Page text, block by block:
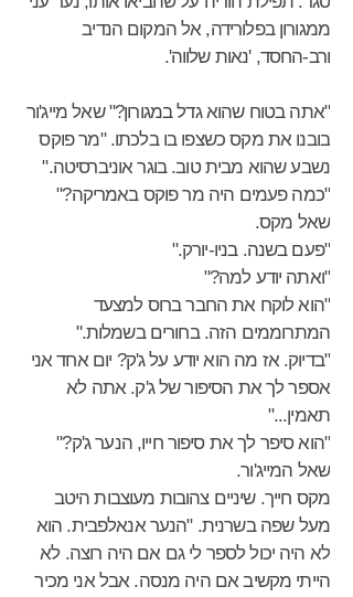
ממגורון בפלורידה, אל המקום הנדיב
ורב-החסד, 'נאות שלווה'.
"אתה בטוח שהוא גדל במגורון?" שאל מייג'ור
בובנו את מקס כשצפו בו בלכתו. "מר פוקס
נשבע שהוא מבית טוב. בוגר אוניברסיטה."
"כמה פעמים היה מר פוקס באמריקה?"
שאל מקס.
"פעם בשנה. בניו-יורק."
"ואתה יודע למה?"
"הוא לוקח את החבר ברוס למצעד
המתרוממים הזה. בחורים בשמלות."
"בדיוק. אז מה הוא יודע על ג'ק? יום אחד אני
אספר לך את הסיפור של ג'ק. אתה לא
תאמין..."
"הוא סיפר לך את סיפור חייו, הנער ג'ק?"
שאל המייג'ור.
מקס חייך. שיניים צהובות מעוצבות היטב
מעל שפה בשרנית. "הנער אנאלפבית. הוא
לא היה יכול לספר לי גם אם היה רוצה. לא
הייתי מקשיב אם היה מנסה. אבל אני מכיר